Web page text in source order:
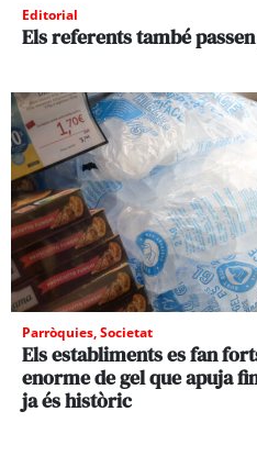
Editorial
Els referents també
Parròquies,Societat
Els establiments es fan
enorme de gel que apuja
ja és històric